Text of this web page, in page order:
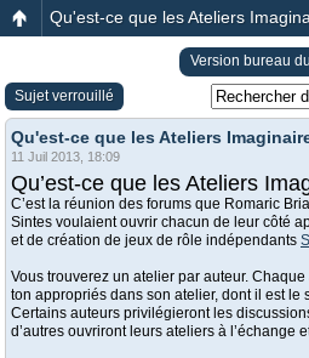
Qu'est-ce que les Ateliers
Version bureau
Sujet verrouillé
Qu'est-ce que les Ateliers
11 Juil 2013, 18:09
Qu’est-ce que les Ateliers
C’est la réunion des forums que Romaric
Sintes voulaient ouvrir chacun de leur côté
et de création de jeux de rôle indépendants
Vous trouverez un atelier par auteur.
ton appropriés dans son atelier, dont il est le
Certains auteurs privilégieront les
d’autres ouvriront leurs ateliers à l’échange